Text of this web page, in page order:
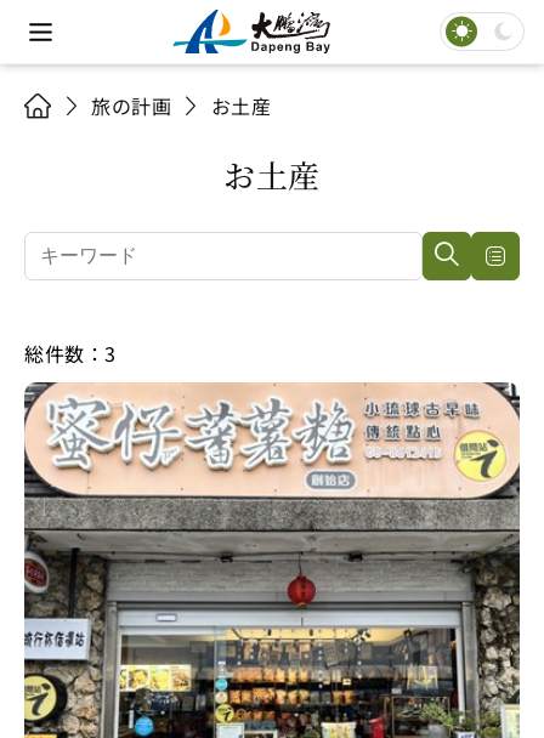
旅の計画 お土産
お土産
総件数：3